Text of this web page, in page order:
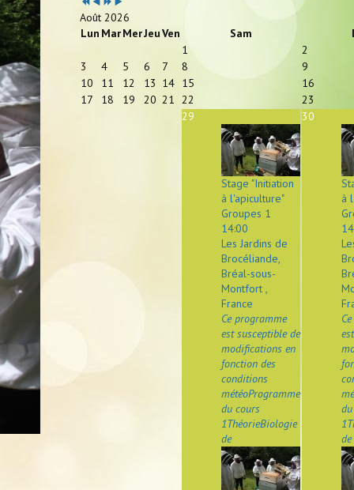
précédente
précédent
suivante
suivant
Août 2026
Lun MarMerJeuVen Sam
1
2
3
4 5 6 7 8
9
10
11 12 13 14 15
16
17
18 19 20 21 22 23
29
Stage "Initiation
à l'apiculture"
Groupes 1
14:00
Les Jardins de
Brocéliande,
Bréal-sous-
Montfort ,
France
Ce programme
est susceptible de
modifications en
fonction des
conditions
météoProgramme
du cours
1ThéorieBiologie
de
30
à
de